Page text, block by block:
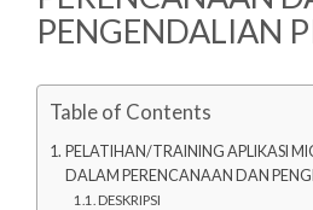
PENGENDALIAN
Table of Contents
PELATIHAN/TRAINING APLIKASI
DALAM PERENCANAAN DAN
DESKRIPSI